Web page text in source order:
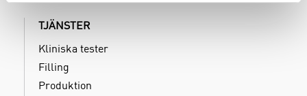
TJÄNSTER
Kliniska tester
Filling
Produktion